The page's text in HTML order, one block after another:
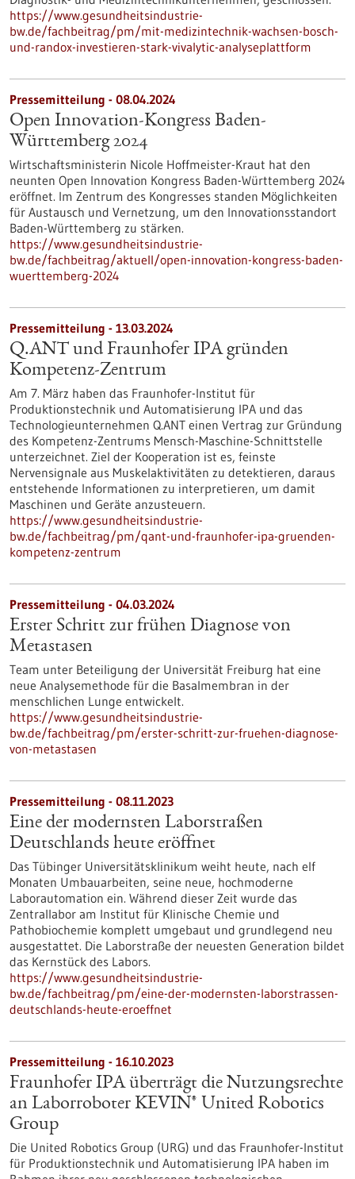
https://www.gesundheitsindustrie-
bw.de/fachbeitrag/pm/mit-medizintechnik-wachsen-bosch-
und-randox-investieren-stark-vivalytic-analyseplattform
Pressemitteilung - 08.04.2024
Open Innovation-Kongress Baden-
Württemberg 2024
Wirtschaftsministerin Nicole Hoffmeister-Kraut hat den
neunten Open Innovation Kongress Baden-Württemberg 2024
eröffnet. Im Zentrum des Kongresses standen Möglichkeiten
für Austausch und Vernetzung, um den Innovationsstandort
Baden-Württemberg zu stärken.
https://www.gesundheitsindustrie-
bw.de/fachbeitrag/aktuell/open-innovation-kongress-baden-
wuerttemberg-2024
Pressemitteilung - 13.03.2024
Q.ANT und Fraunhofer IPA gründen
Kompetenz-Zentrum
Am 7. März haben das Fraunhofer-Institut für
Produktionstechnik und Automatisierung IPA und das
Technologieunternehmen Q.ANT einen Vertrag zur Gründung
des Kompetenz-Zentrums Mensch-Maschine-Schnittstelle
unterzeichnet. Ziel der Kooperation ist es, feinste
Nervensignale aus Muskelaktivitäten zu detektieren, daraus
entstehende Informationen zu interpretieren, um damit
Maschinen und Geräte anzusteuern.
https://www.gesundheitsindustrie-
bw.de/fachbeitrag/pm/qant-und-fraunhofer-ipa-gruenden-
kompetenz-zentrum
Pressemitteilung - 04.03.2024
Erster Schritt zur frühen Diagnose von
Metastasen
Team unter Beteiligung der Universität Freiburg hat eine
neue Analysemethode für die Basalmembran in der
menschlichen Lunge entwickelt.
https://www.gesundheitsindustrie-
bw.de/fachbeitrag/pm/erster-schritt-zur-fruehen-diagnose-
von-metastasen
Pressemitteilung - 08.11.2023
Eine der modernsten Laborstraßen
Deutschlands heute eröffnet
Das Tübinger Universitätsklinikum weiht heute, nach elf
Monaten Umbauarbeiten, seine neue, hochmoderne
Laborautomation ein. Während dieser Zeit wurde das
Zentrallabor am Institut für Klinische Chemie und
Pathobiochemie komplett umgebaut und grundlegend neu
ausgestattet. Die Laborstraße der neuesten Generation bildet
das Kernstück des Labors.
https://www.gesundheitsindustrie-
bw.de/fachbeitrag/pm/eine-der-modernsten-laborstrassen-
deutschlands-heute-eroeffnet
Pressemitteilung - 16.10.2023
Fraunhofer IPA überträgt die Nutzungsrechte
an Laborroboter KEVIN® United Robotics
Group
Die United Robotics Group (URG) und das Fraunhofer-Institut
für Produktionstechnik und Automatisierung IPA haben im